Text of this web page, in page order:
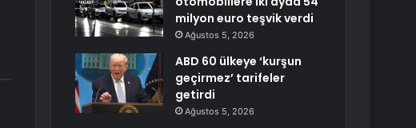
milyon euro teşvik verdi
Ağustos 5, 2026
ABD 60 ülkeye ‘kurşun
geçirmez’ tarifeler
getirdi
Ağustos 5, 2026